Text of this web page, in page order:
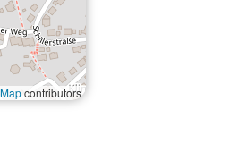
contributors